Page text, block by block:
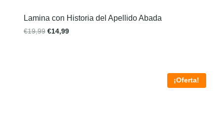
Lamina con Historia del Apellido Abada
€19,99 €14,99
¡Oferta!